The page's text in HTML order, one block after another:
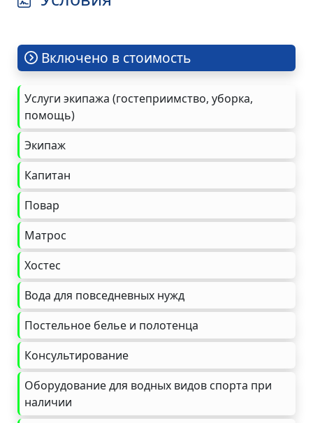
Включено в стоимость
Услуги экипажа (гостеприимство, уборка,
помощь)
Экипаж
Капитан
Повар
Матрос
Хостес
Вода для повседневных нужд
Постельное белье и полотенца
Консультирование
Оборудование для водных видов спорта при
наличии